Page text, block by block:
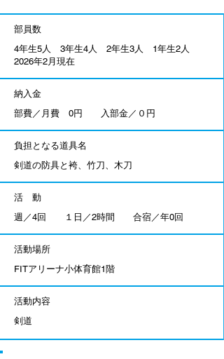
部員数
4年生5人 3年生4人 2年生3人 1年生2人
2026年2月現在
納入金
部費／月費 0円 入部金／０円
負担となる道具名
剣道の防具と袴、竹刀、木刀
活 動
週／4回 １日／2時間 合宿／年0回
活動場所
FITアリーナ小体育館1階
活動内容
剣道